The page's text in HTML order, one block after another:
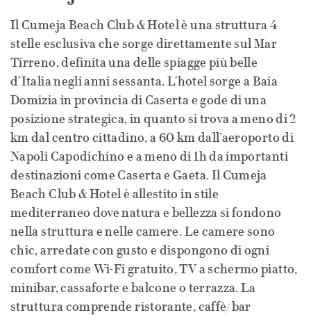
Il Cumeja Beach Club & Hotel è una struttura 4
stelle esclusiva che sorge direttamente sul Mar
Tirreno, definita una delle spiagge più belle
d’Italia negli anni sessanta. L'hotel sorge a Baia
Domizia in provincia di Caserta e gode di una
posizione strategica, in quanto si trova a meno di 2
km dal centro cittadino, a 60 km dall’aeroporto di
Napoli Capodichino e a meno di 1h da importanti
destinazioni come Caserta e Gaeta. Il Cumeja
Beach Club & Hotel è allestito in stile
mediterraneo dove natura e bellezza si fondono
nella struttura e nelle camere. Le camere sono
chic, arredate con gusto e dispongono di ogni
comfort come Wi-Fi gratuito, TV a schermo piatto,
minibar, cassaforte e balcone o terrazza. La
struttura comprende ristorante, caffè/bar